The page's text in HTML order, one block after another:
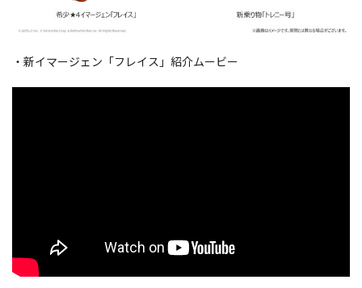
・新イマージェン「フレイス」紹介ムービー